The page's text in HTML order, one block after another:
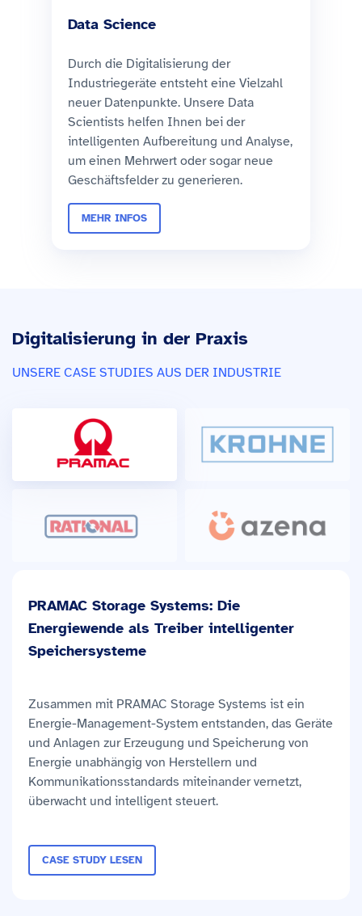
Data Science
Durch die Digitalisierung der
Industriegeräte entsteht eine Vielzahl
neuer Datenpunkte. Unsere Data
Scientists helfen Ihnen bei der
intelligenten Aufbereitung und Analyse,
um einen Mehrwert oder sogar neue
Geschäftsfelder zu generieren.
MEHR INFOS
Digitalisierung in der Praxis
UNSERE CASE STUDIES AUS DER INDUSTRIE
PRAMAC Storage Systems: Die
Energiewende als Treiber intelligenter
Speichersysteme
Zusammen mit PRAMAC Storage Systems ist ein
Energie-Management-System entstanden, das Geräte
und Anlagen zur Erzeugung und Speicherung von
Energie unabhängig von Herstellern und
Kommunikationsstandards miteinander vernetzt,
überwacht und intelligent steuert.
CASE STUDY LESEN